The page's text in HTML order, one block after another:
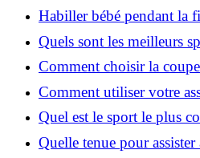
Habiller bébé pendant la
Quels sont les meilleurs
enfant ?
Comment choisir la
votre visage ?
Comment utiliser votre
Quel est le sport le plus
Quelle tenue pour assister